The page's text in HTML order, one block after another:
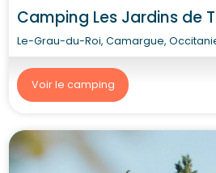
Camping Les Jardins de
Le-Grau-du-Roi, Camargue,
Voir le camping